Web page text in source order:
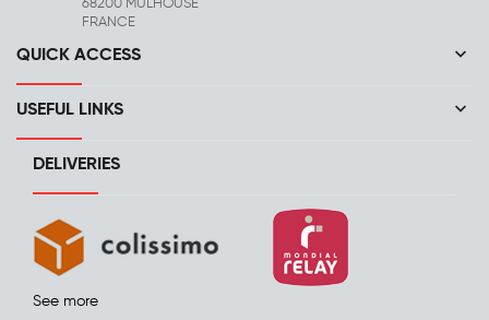
68200 MULHOUSE
FRANCE
QUICK ACCESS keyboard_arrow_down
USEFUL LINKS keyboard_arrow_down
DELIVERIES
See more